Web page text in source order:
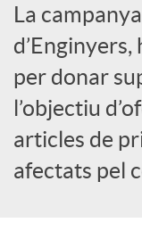
d
o
r
La
per donar
l’objectiu
articles de
afectats pel